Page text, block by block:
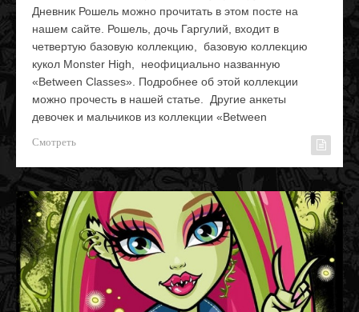
Дневник Рошель можно прочитать в этом посте на
нашем сайте. Рошель, дочь Гаргулий, входит в
четвертую базовую коллекцию, базовую коллекцию
кукол Monster High, неофициально названную
«Between Classes». Подробнее об этой коллекции
можно прочесть в нашей статье. Другие анкеты
девочек и мальчиков из коллекции «Between
Смотреть